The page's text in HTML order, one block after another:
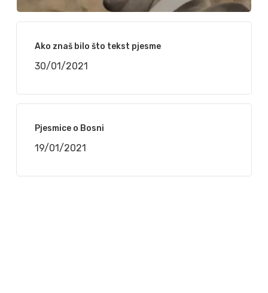
Ako znaš bilo što tekst pjesme
30/01/2021
Pjesmice o Bosni
19/01/2021